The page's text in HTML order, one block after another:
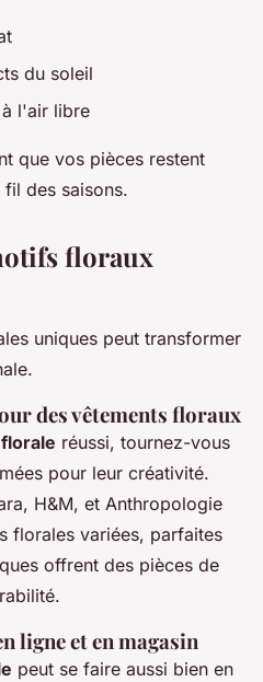
du soleil
l'air libre
que vos pièces restent
des saisons.
floraux
uniques peut transformer
des vêtements floraux
réussi, tournez-vous
pour leur créativité.
H&M, et Anthropologie
florales variées, parfaites
offrent des pièces de
ligne et en magasin
peut se faire aussi bien en